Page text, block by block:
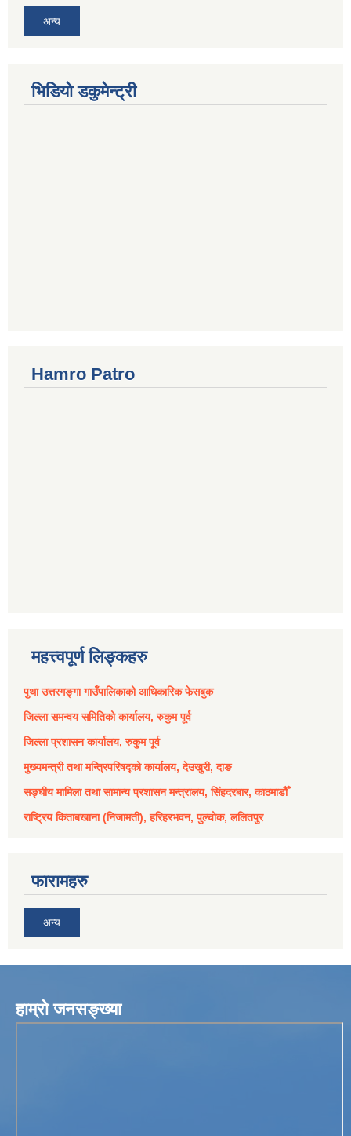
अन्य
भिडियो डकुमेन्ट्री
Hamro Patro
महत्त्वपूर्ण लिङ्कहरु
पुथा उत्तरगङ्गा गाउँपालिकाको आधिकारिक फेसबुक
जिल्ला समन्वय समितिको कार्यालय, रुकुम पूर्व
जिल्ला प्रशासन कार्यालय, रुकुम पूर्व
मुख्यमन्त्री तथा मन्त्रिपरिषद्को कार्यालय, देउखुरी, दाङ
सङ्घीय मामिला तथा सामान्य प्रशासन मन्त्रालय, सिंहदरबार, काठमाडौँ
राष्ट्रिय किताबखाना (निजामती), हरिहरभवन, पुल्चोक, ललितपुर
फारामहरु
अन्य
हाम्रो जनसङ्ख्या